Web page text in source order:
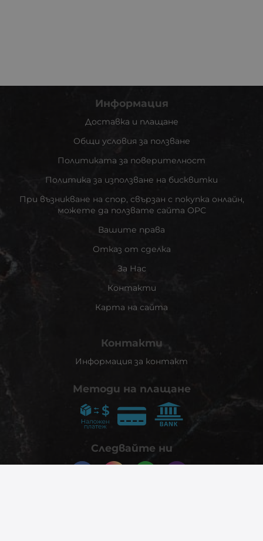
Информация
Доставка и плащане
Общи условия за ползване
Политиката за поверителност
Политика за използване на бисквитки
При възникване на спор, свързан с покупка онлайн,
можете да ползвате сайта ОРС
Вашите права
Отказ от сделка
За Нас
Контакти
Карта на сайта
Контакти
Информация за контакт
Методи на плащане
Следвайте ни